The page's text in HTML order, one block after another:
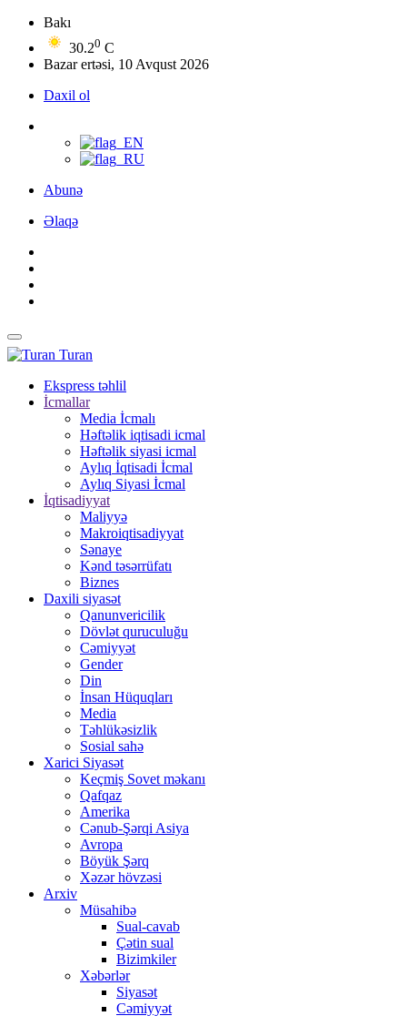
Bakı
30.20 C
Bazar ertəsi, 10 Avqust 2026
Daxil ol
Abunə
Əlaqə
Turan
Ekspress təhlil
İcmallar
Media İcmalı
Həftəlik iqtisadi icmal
Həftəlik siyasi icmal
Aylıq İqtisadi İcmal
Aylıq Siyasi İcmal
İqtisadiyyat
Maliyyə
Makroiqtisadiyyat
Sənaye
Kənd təsərrüfatı
Biznes
Daxili siyasət
Qanunvericilik
Dövlət quruculuğu
Cəmiyyət
Gender
Din
İnsan Hüquqları
Media
Təhlükəsizlik
Sosial sahə
Xarici Siyasət
Keçmiş Sovet məkanı
Qafqaz
Amerika
Cənub-Şərqi Asiya
Avropa
Böyük Şərq
Xəzər hövzəsi
Arxiv
Müsahibə
Sual-cavab
Çətin sual
Bizimkiler
Xəbərlər
Siyasət
Cəmiyyət